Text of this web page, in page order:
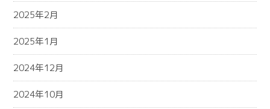
2025年2月
2025年1月
2024年12月
2024年10月